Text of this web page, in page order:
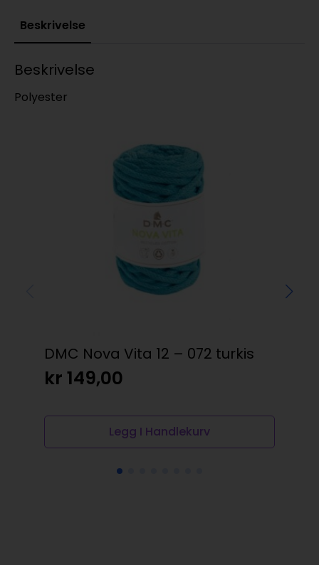
Beskrivelse
Beskrivelse
Polyester
DMC Nova Vita 12 – 072 turkis
kr 149,00
Legg I Handlekurv